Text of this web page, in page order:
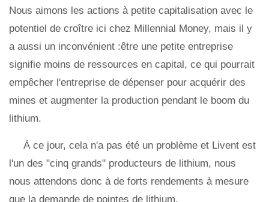
Nous aimons les actions à petite capitalisation avec le
potentiel de croître ici chez Millennial Money, mais il y
a aussi un inconvénient :être une petite entreprise
signifie moins de ressources en capital, ce qui pourrait
empêcher l'entreprise de dépenser pour acquérir des
mines et augmenter la production pendant le boom du
lithium.
À ce jour, cela n'a pas été un problème et Livent est
l'un des "cinq grands" producteurs de lithium, nous
nous attendons donc à de forts rendements à mesure
que la demande de pointes de lithium.